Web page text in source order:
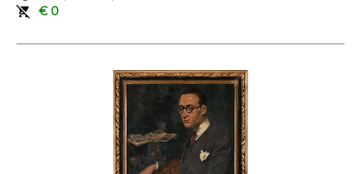
remove_shopping_cart
€ 0